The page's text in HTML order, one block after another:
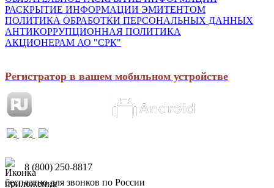
РАСКРЫТИЕ ИНФОРМАЦИИ ЭМИТЕНТОМ
ПОЛИТИКА ОБРАБОТКИ ПЕРСОНАЛЬНЫХ ДАННЫХ
АНТИКОРРУПЦИОННАЯ ПОЛИТИКА
АКЦИОНЕРАМ АО "СРК"
Регистратор в вашем мобильном устройстве
8 (800) 250-8817
бесплатно для звонков по России